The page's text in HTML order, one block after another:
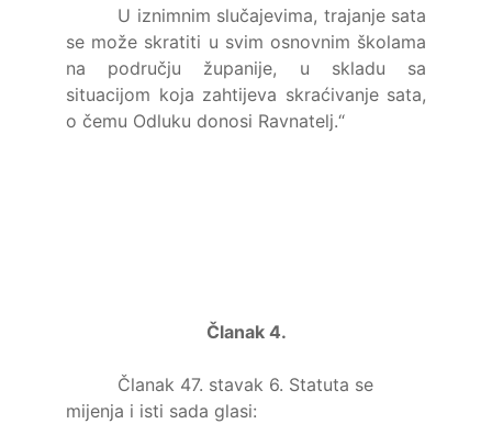
U iznimnim slučajevima, trajanje sata
se može skratiti u svim osnovnim školama
na području županije, u skladu sa
situacijom koja zahtijeva skraćivanje sata,
o čemu Odluku donosi Ravnatelj.“
Članak 4.
Članak 47. stavak 6. Statuta se
mijenja i isti sada glasi: